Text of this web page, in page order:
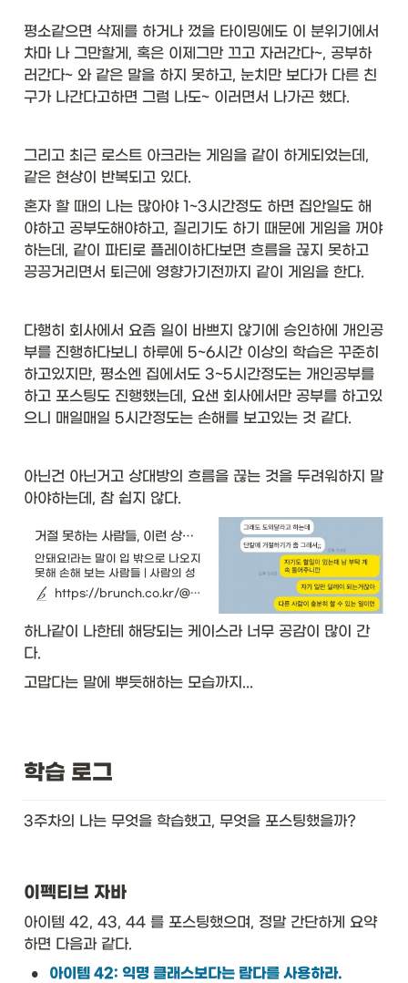
평소같으면 삭제를 하거나 껐을 타이밍에도 이 분위기에서
차마 나 그만할게, 혹은 이제그만 끄고 자러간다~, 공부하
러간다~ 와 같은 말을 하지 못하고, 눈치만 보다가 다른 친
구가 나간다고하면 그럼 나도~ 이러면서 나가곤 했다.
그리고 최근 로스트 아크라는 게임을 같이 하게되었는데,
같은 현상이 반복되고 있다.
혼자 할 때의 나는 많아야 1~3시간정도 하면 집안일도 해
야하고 공부도해야하고, 질리기도 하기 때문에 게임을 꺼야
하는데, 같이 파티로 플레이하다보면 흐름을 끊지 못하고
끙끙거리면서 퇴근에 영향가기전까지 같이 게임을 한다.
다행히 회사에서 요즘 일이 바쁘지 않기에 승인하에 개인공
부를 진행하다보니 하루에 5~6시간 이상의 학습은 꾸준히
하고있지만, 평소엔 집에서도 3~5시간정도는 개인공부를
하고 포스팅도 진행했는데, 요샌 회사에서만 공부를 하고있
으니 매일매일 5시간정도는 손해를 보고있는 것 같다.
아닌건 아닌거고 상대방의 흐름을 끊는 것을 두려워하지 말
아야하는데, 참 쉽지 않다.
거절 못하는 사람들, 이런 상황 자주 겪는다
안돼요!라는 말이 입 밖으로 나오지
못해 손해 보는 사람들 | 사람의 성
향은 저마다 각기 다르다. 개인주의
가 강한 사람도 있는 반면 관계를
도 어떻게든 원만한 관계를 유지하
려는 사람도 있다. 어떻게 보면 자
기 잇속을 차리지 못하고 미련한 바
보 같아 보이기는 하지만 사실 이런
성향을 가진 사람들은 오히려 그게
https://brunch.co.kr/@dailynews/2036
하나같이 나한테 해당되는 케이스라 너무 공감이 많이 간
다.
고맙다는 말에 뿌듯해하는 모습까지...
학습 로그
3주차의 나는 무엇을 학습했고, 무엇을 포스팅했을까?
이펙티브 자바
아이템 42, 43, 44 를 포스팅했으며, 정말 간단하게 요약
하면 다음과 같다.
• 아이템 42: 익명 클래스보다는 람다를 사용하라.